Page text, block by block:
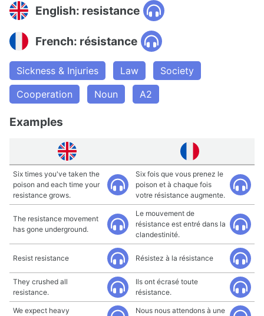
English: resistance
French: résistance
Sickness & Injuries Law
Society
Cooperation
Noun A2
Examples
Six times you've taken the
poison and each time your
resistance grows.
Six fois que vous prenez le
poison et à chaque fois
votre résistance augmente.
The resistance movement
has gone underground.
Le mouvement de
résistance est entré dans la
clandestinité.
Resist resistance Résistez à la résistance
They crushed all
resistance.
Ils ont écrasé toute
résistance.
We expect heavy
Nous nous attendons à une